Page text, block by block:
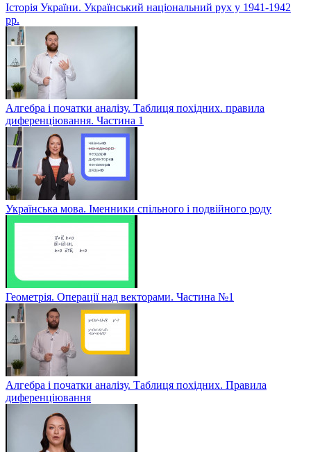
Історія України. Український національний рух у 1941-1942
рр.
Алгебра і початки аналізу. Таблиця похідних. правила
диференціювання. Частина 1
Українська мова. Іменники спільного і подвійного роду
Геометрія. Операції над векторами. Частина №1
Алгебра і початки аналізу. Таблиця похідних. Правила
диференціювання